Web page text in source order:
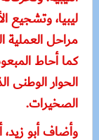
ليبيا، وتشجيع
مراحل العملية
كما أحاط
الحوار
الصخيرات.
وأضاف أبو